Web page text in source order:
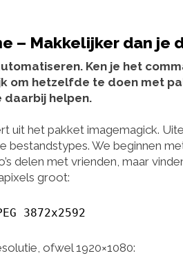
– Makkelijker dan je
Ken je het
om hetzelfde te doen met
daarbij helpen.
uit het pakket imagemagick.
We beginnen
delen met vrienden, maar
groot:
3872x2592
ofwel 1920×1080: